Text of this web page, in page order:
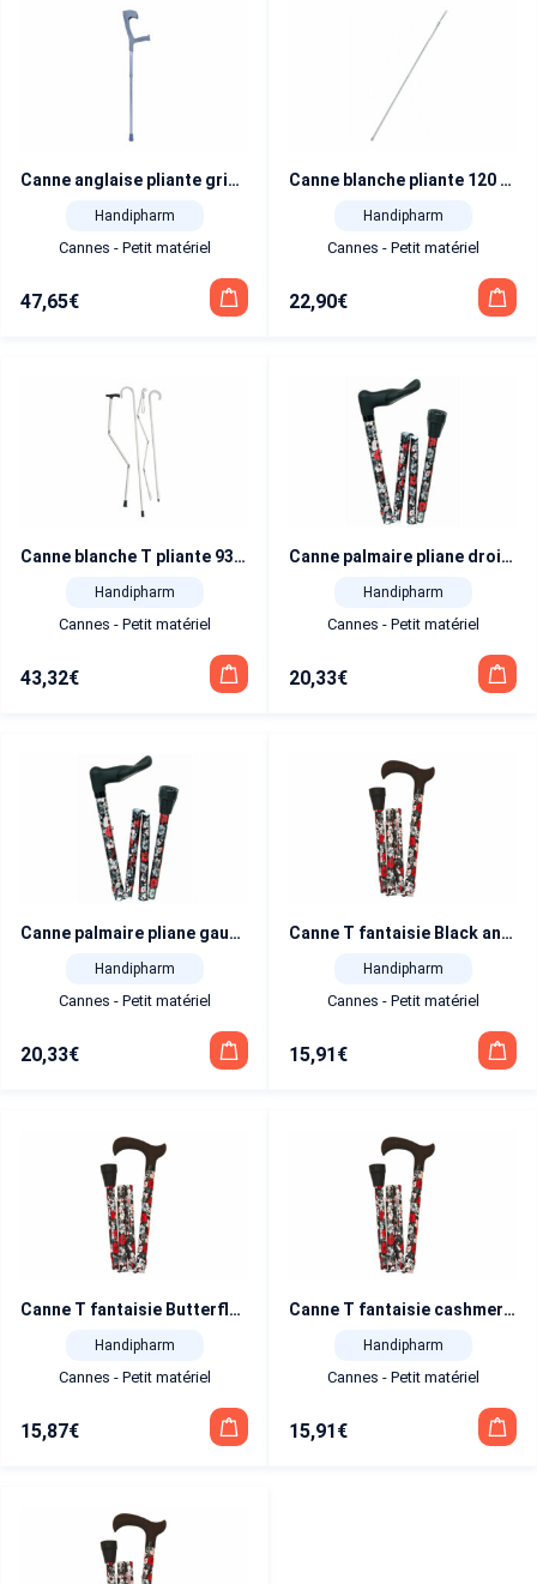
Canne anglaise pliante gris marbré
Handipharm
Cannes - Petit matériel
47,65€
Canne blanche pliante 120 cm
Handipharm
Cannes - Petit matériel
22,90€
Canne blanche T pliante 93 cm
Handipharm
Cannes - Petit matériel
43,32€
Canne palmaire pliane droite Flower
Handipharm
Cannes - Petit matériel
20,33€
Canne palmaire pliane gauche Flower
Handipharm
Cannes - Petit matériel
20,33€
Canne T fantaisie Black and white pliante
Handipharm
Cannes - Petit matériel
15,91 €
Canne T fantaisie Butterfly pliante
Handipharm
Cannes - Petit matériel
15,87€
Canne T fantaisie cashmere pastel pliante
Handipharm
Cannes - Petit matériel
15,91 €